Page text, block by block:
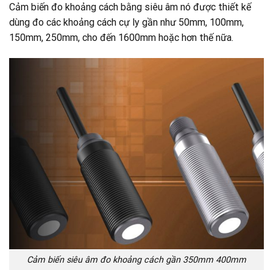
Cảm biến đo khoảng cách bằng siêu âm nó được thiết kế
dùng đo các khoảng cách cự ly gần như 50mm, 100mm,
150mm, 250mm, cho đến 1600mm hoặc hơn thế nữa.
Cảm biến siêu âm đo khoảng cách gần 350mm 400mm